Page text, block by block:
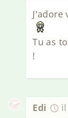
J'adore
Tu as
!
Edi